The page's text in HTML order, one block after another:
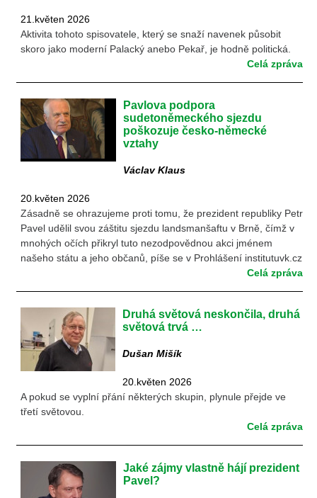
21.květen 2026
Aktivita tohoto spisovatele, který se snaží navenek působit
skoro jako moderní Palacký anebo Pekař, je hodně politická.
Celá zpráva
Pavlova podpora
sudetoněmeckého sjezdu
poškozuje česko-německé
vztahy
Václav Klaus
20.květen 2026
Zásadně se ohrazujeme proti tomu, že prezident republiky Petr
Pavel udělil svou záštitu sjezdu landsmanšaftu v Brně, čímž v
mnohých očích přikryl tuto nezodpovědnou akci jménem
našeho státu a jeho občanů, píše se v Prohlášení institutuvk.cz
Celá zpráva
Druhá světová neskončila, druhá
světová trvá …
Dušan Mišík
20.květen 2026
A pokud se vyplní přání některých skupin, plynule přejde ve
třetí světovou.
Celá zpráva
Jaké zájmy vlastně hájí prezident
Pavel?